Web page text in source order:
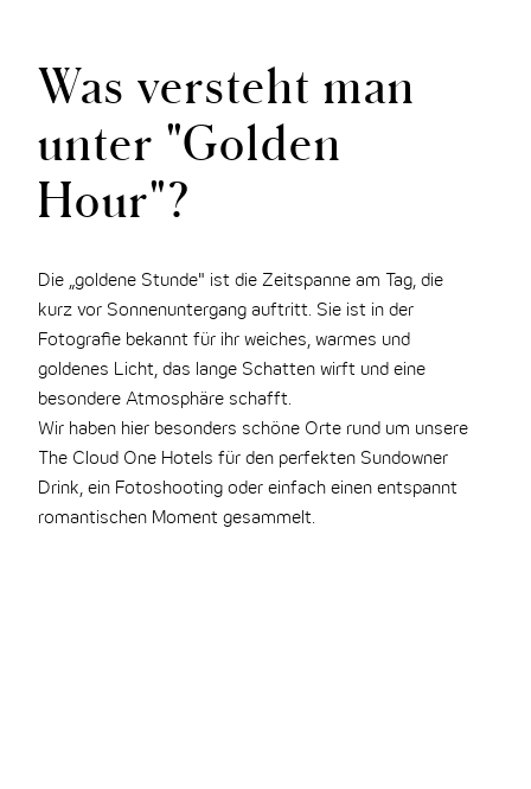
Was versteht man
unter "Golden
Hour"?
Die „goldene Stunde" ist die Zeitspanne am Tag, die
kurz vor Sonnenuntergang auftritt. Sie ist in der
Fotografie bekannt für ihr weiches, warmes und
goldenes Licht, das lange Schatten wirft und eine
besondere Atmosphäre schafft.
Wir haben hier besonders schöne Orte rund um unsere
The Cloud One Hotels für den perfekten Sundowner
Drink, ein Fotoshooting oder einfach einen entspannt
romantischen Moment gesammelt.